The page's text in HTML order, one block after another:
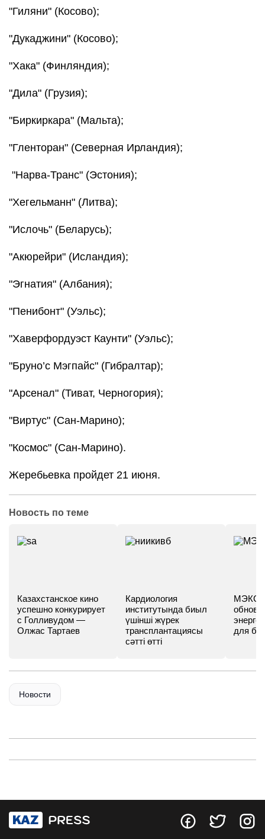
"Гиляни" (Косово);
"Дукаджини" (Косово);
"Хака" (Финляндия);
"Дила" (Грузия);
"Биркиркара" (Мальта);
"Гленторан" (Северная Ирландия);
"Нарва-Транс" (Эстония);
"Хегельманн" (Литва);
"Ислочь" (Беларусь);
"Акюрейри" (Исландия);
"Эгнатия" (Албания);
"Пенибонт" (Уэльс);
"Хаверфордуэст Каунти" (Уэльс);
"Бруно’c Мэгпайс" (Гибралтар);
"Арсенал" (Тиват, Черногория);
"Виртус" (Сан-Марино);
"Космос" (Сан-Марино).
Жеребьевка пройдет 21 июня.
Новость по теме
Казахстанское кино
успешно конкурирует
с Голливудом —
Олжас Тартаев
Кардиология
институтында биыл
үшінші жүрек
трансплантациясы
сәтті өтті
МЭКС -
для
Новости